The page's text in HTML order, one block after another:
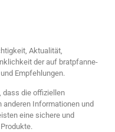
Aktualität,
der auf bratpfanne-
Empfehlungen.
dass die offiziellen
anderen Informationen und
eine sichere und